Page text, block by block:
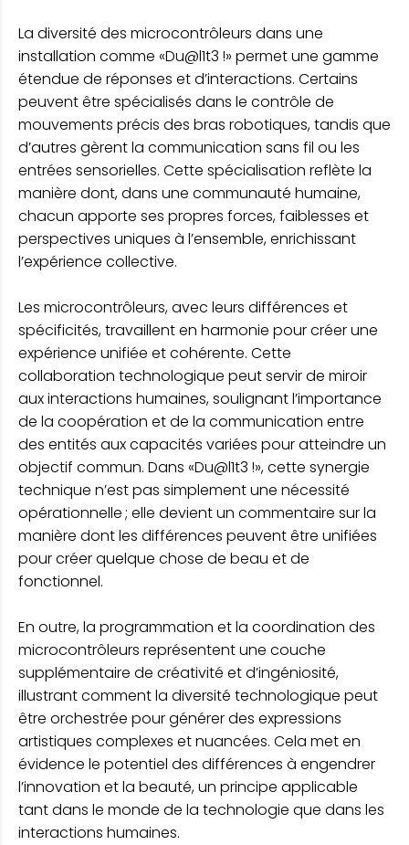
La diversité des microcontrôleurs dans une
installation comme «Du@l1t3 !» permet une gamme
étendue de réponses et d’interactions. Certains
peuvent être spécialisés dans le contrôle de
mouvements précis des bras robotiques, tandis que
d’autres gèrent la communication sans fil ou les
entrées sensorielles. Cette spécialisation reflète la
manière dont, dans une communauté humaine,
chacun apporte ses propres forces, faiblesses et
perspectives uniques à l’ensemble, enrichissant
l’expérience collective.
Les microcontrôleurs, avec leurs différences et
spécificités, travaillent en harmonie pour créer une
expérience unifiée et cohérente. Cette
collaboration technologique peut servir de miroir
aux interactions humaines, soulignant l’importance
de la coopération et de la communication entre
des entités aux capacités variées pour atteindre un
objectif commun. Dans «Du@l1t3 !», cette synergie
technique n’est pas simplement une nécessité
opérationnelle ; elle devient un commentaire sur la
manière dont les différences peuvent être unifiées
pour créer quelque chose de beau et de
fonctionnel.
En outre, la programmation et la coordination des
microcontrôleurs représentent une couche
supplémentaire de créativité et d’ingéniosité,
illustrant comment la diversité technologique peut
être orchestrée pour générer des expressions
artistiques complexes et nuancées. Cela met en
évidence le potentiel des différences à engendrer
l’innovation et la beauté, un principe applicable
tant dans le monde de la technologie que dans les
interactions humaines.